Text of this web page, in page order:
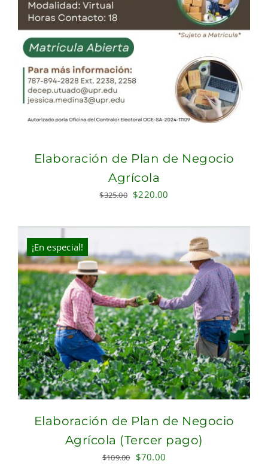
Elaboración de Plan de Negocio
Agrícola
$325.00 Original
was:
$220.00
is:
$220.00.
¡En especial!
Elaboración de Plan de Negocio
Agrícola (Tercer pago)
$109.00 Original
$70.00